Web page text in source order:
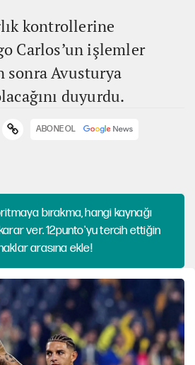
kontrollerine
Carlos’un işlemler
sonra Avusturya
duyurdu.
ABONE OL
bırakma, hangi kaynağı
ver. 12punto'yu tercih ettiğin
arasına ekle!